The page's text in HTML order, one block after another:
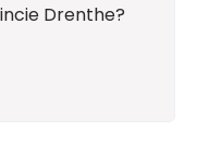
Drenthe?